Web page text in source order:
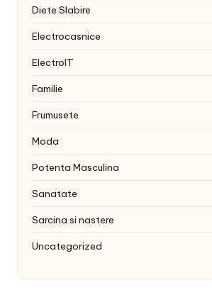
Diete Slabire
Electrocasnice
ElectroIT
Familie
Frumusete
Moda
Potenta Masculina
Sanatate
Sarcina si nastere
Uncategorized